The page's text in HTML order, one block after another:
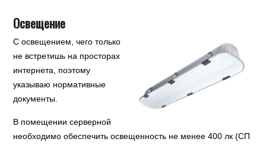
Освещение
С освещением, чего только
не встретишь на просторах
интернета, поэтому
указываю нормативные
документы.
В помещении серверной
необходимо обеспечить освещенность не менее 400 лк (СП